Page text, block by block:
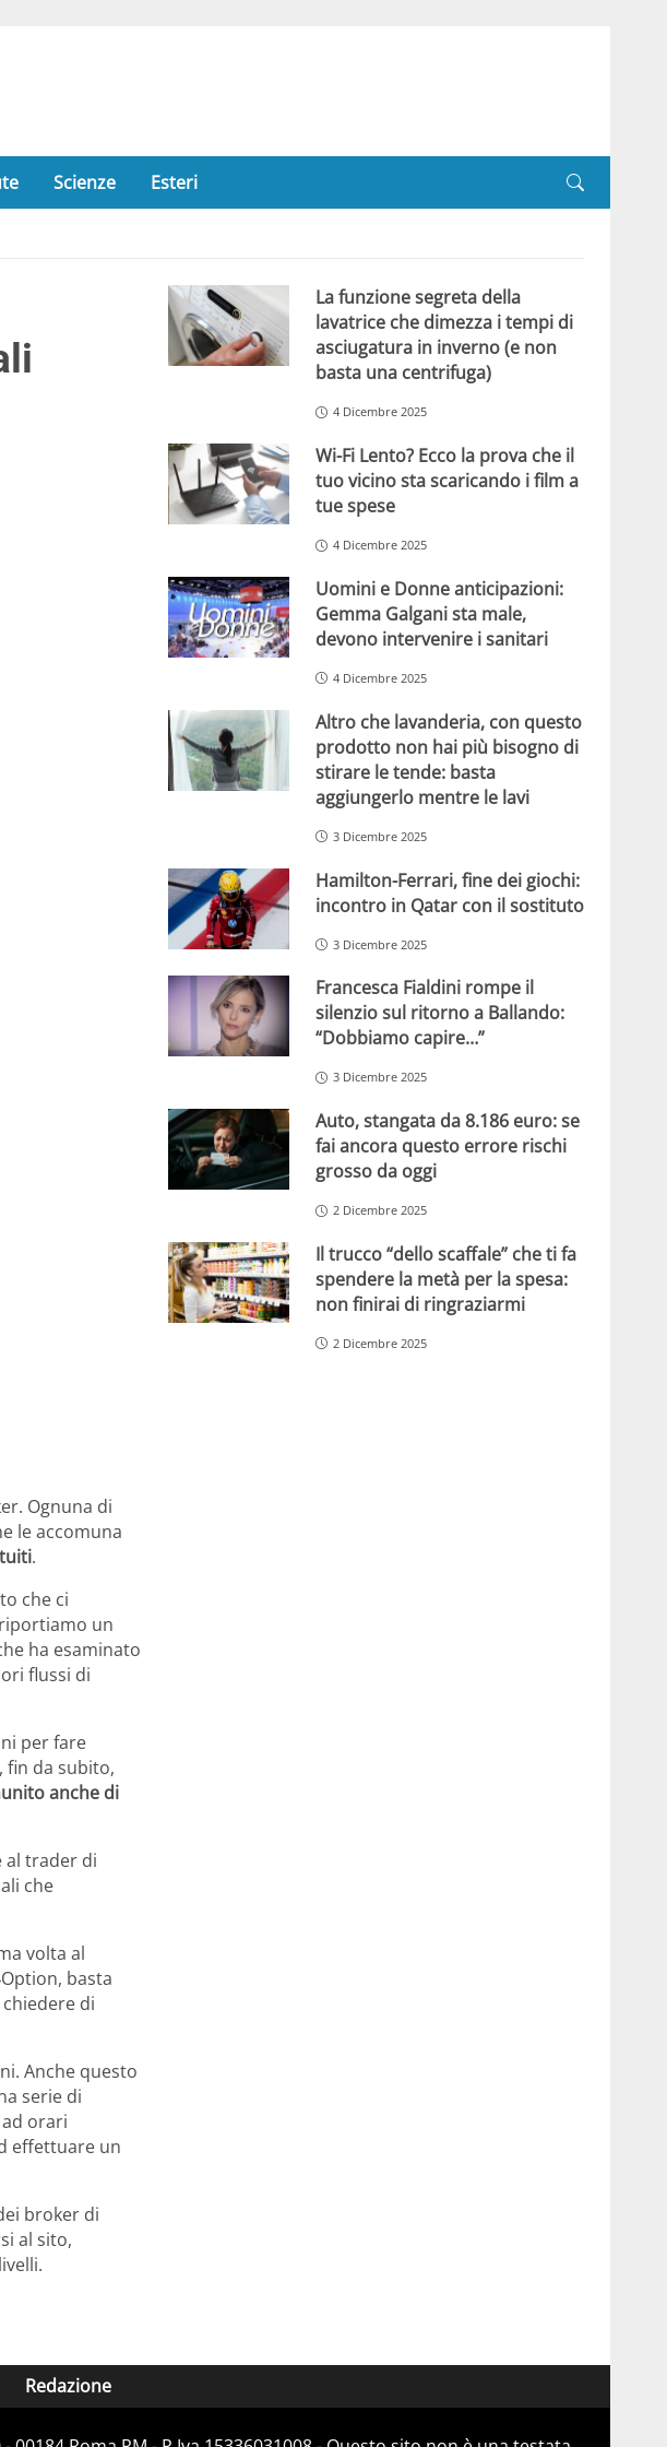
Scienze Esteri
Ognuna di
le accomuna
.
che ci
un
ha esaminato
flussi di
per fare
fin da subito,
anche di
al trader di
che
volta al
basta
di
Anche questo
serie di
orari
effettuare un
broker di
al sito,
La funzione segreta della
lavatrice che dimezza i tempi di
asciugatura in inverno (e non
basta una centrifuga)
4 Dicembre 2025
Wi-Fi Lento? Ecco la prova che il
tuo vicino sta scaricando i film a
tue spese
4 Dicembre 2025
Uomini e Donne anticipazioni:
Gemma Galgani sta male,
devono intervenire i sanitari
4 Dicembre 2025
Altro che lavanderia, con questo
prodotto non hai più bisogno di
stirare le tende: basta
aggiungerlo mentre le lavi
3 Dicembre 2025
Hamilton-Ferrari, fine dei giochi:
incontro in Qatar con il sostituto
3 Dicembre 2025
Francesca Fialdini rompe il
silenzio sul ritorno a Ballando:
“Dobbiamo capire…”
3 Dicembre 2025
Auto, stangata da 8.186 euro: se
fai ancora questo errore rischi
grosso da oggi
2 Dicembre 2025
Il trucco “dello scaffale” che ti fa
spendere la metà per la spesa:
non finirai di ringraziarmi
2 Dicembre 2025
Redazione